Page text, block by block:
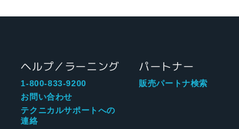
ヘルプ／ラーニング
1-800-833-9200
お問い合わせ
テクニカルサポートへの
連絡
パートナー
販売パートナ検索